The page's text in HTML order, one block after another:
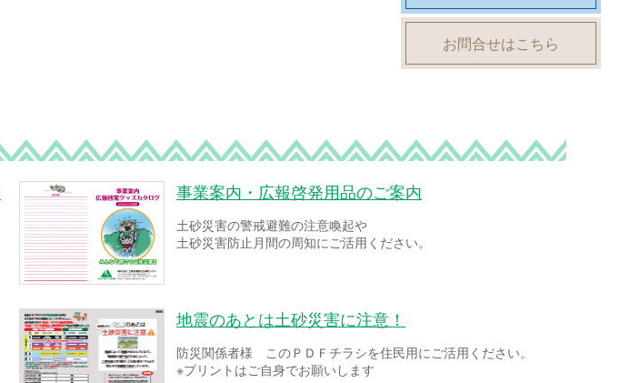
お問合せはこちら
事業案内・広報啓発用品のご案内
土砂災害の警戒避難の注意喚起や
土砂災害防止月間の周知にご活用ください。
地震のあとは土砂災害に注意！
防災関係者様 このＰＤＦチラシを住民用にご活用ください。
※プリントはご自身でお願いします